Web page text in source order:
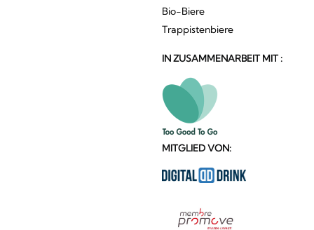
Bio-Biere
Trappistenbiere
IN ZUSAMMENARBEIT MIT :
MITGLIED VON: